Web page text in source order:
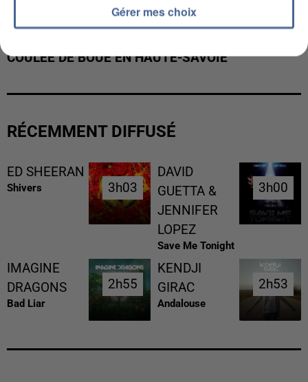
COULÉE DE BOUE EN HAUTE-SAVOIE
RÉCEMMENT DIFFUSÉ
ED SHEERAN
Shivers 3h03
3h03
DAVID
GUETTA &
JENNIFER
LOPEZ
Save Me Tonight
3h00
3h00
IMAGINE
DRAGONS
Bad Liar
2h55
2h55
KENDJI
GIRAC
Andalouse
2h53
2h53
Gérer mes choix